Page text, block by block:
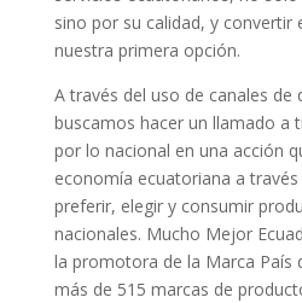
sino por su calidad, y convertir
nuestra primera opción.
A través del uso de canales de
buscamos hacer un llamado a
por lo nacional en una acción
economía ecuatoriana a
preferir, elegir y consumir
nacionales. Mucho Mejor
la promotora de la Marca País
más de 515 marcas de